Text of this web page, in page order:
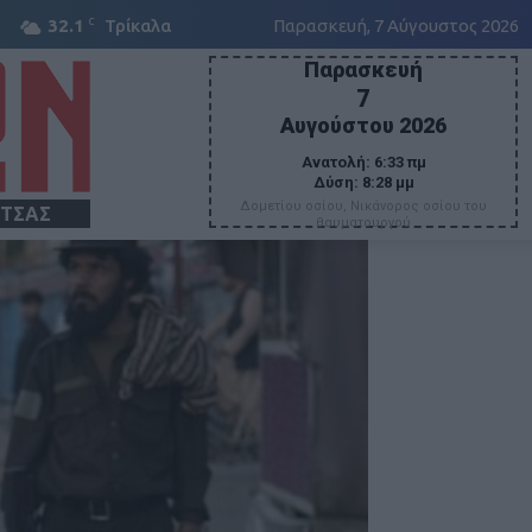
32.1 C Τρίκαλα Παρασκευή, 7 Αύγουστος 2026
Παρασκευή
7
Αυγούστου 2026
Ανατολή: 6:33 πμ
Δύση: 8:28 μμ
Δομετίου οσίου, Νικάνορος οσίου του
θαυματουργού